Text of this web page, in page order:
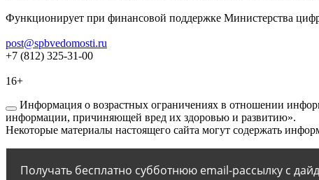
Функционирует при финансовой поддержке Министерства
post@spbvedomosti.ru
+7 (812) 325-31-00
16+
Информация о возрастных ограничениях в отношении
информации, причиняющей вред их здоровью и развитию».
Некоторые материалы настоящего сайта могут содержать
Получать бесплатно субботнюю email-рассылку с